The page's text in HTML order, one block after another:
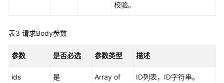
成
校验。
表3 请求Body参数
参数 是否必选 参数类型 描述
ids 是
Array of
ID列表，ID字符串。